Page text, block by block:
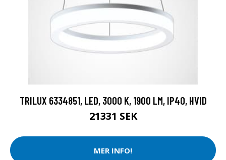
TRILUX 6334851, LED, 3000 K, 1900 LM, IP40, HVID
21331 SEK
MER INFO!